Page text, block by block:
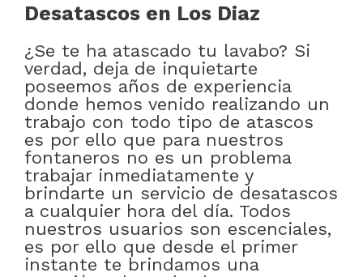
Desatascos en Los Diaz
¿Se te ha atascado tu lavabo? Si
verdad, deja de inquietarte
poseemos años de experiencia
donde hemos venido realizando un
trabajo con todo tipo de atascos
es por ello que para nuestros
fontaneros no es un problema
trabajar inmediatamente y
brindarte un servicio de desatascos
a cualquier hora del día. Todos
nuestros usuarios son escenciales,
es por ello que desde el primer
instante te brindamos una